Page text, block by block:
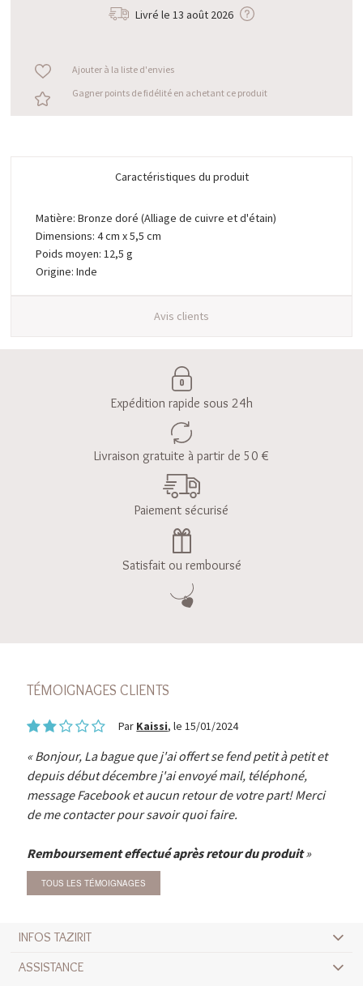
Livré le 13 août 2026
Ajouter à la liste d'envies
Gagner points de fidélité en achetant ce produit
Caractéristiques du produit
Matière: Bronze doré (Alliage de cuivre et d'étain)
Dimensions: 4 cm x 5,5 cm
Poids moyen: 12,5 g
Origine: Inde
Avis clients
Expédition rapide sous 24h
Livraison gratuite à partir de 50 €
Paiement sécurisé
Satisfait ou remboursé
TÉMOIGNAGES CLIENTS
Par Kaissi, le 15/01/2024
Bonjour, La bague que j'ai offert se fend petit à petit et
depuis début décembre j'ai envoyé mail, téléphoné,
message Facebook et aucun retour de votre part! Merci
de me contacter pour savoir quoi faire.
Remboursement effectué après retour du produit
TOUS LES TÉMOIGNAGES
INFOS TAZIRIT
ASSISTANCE